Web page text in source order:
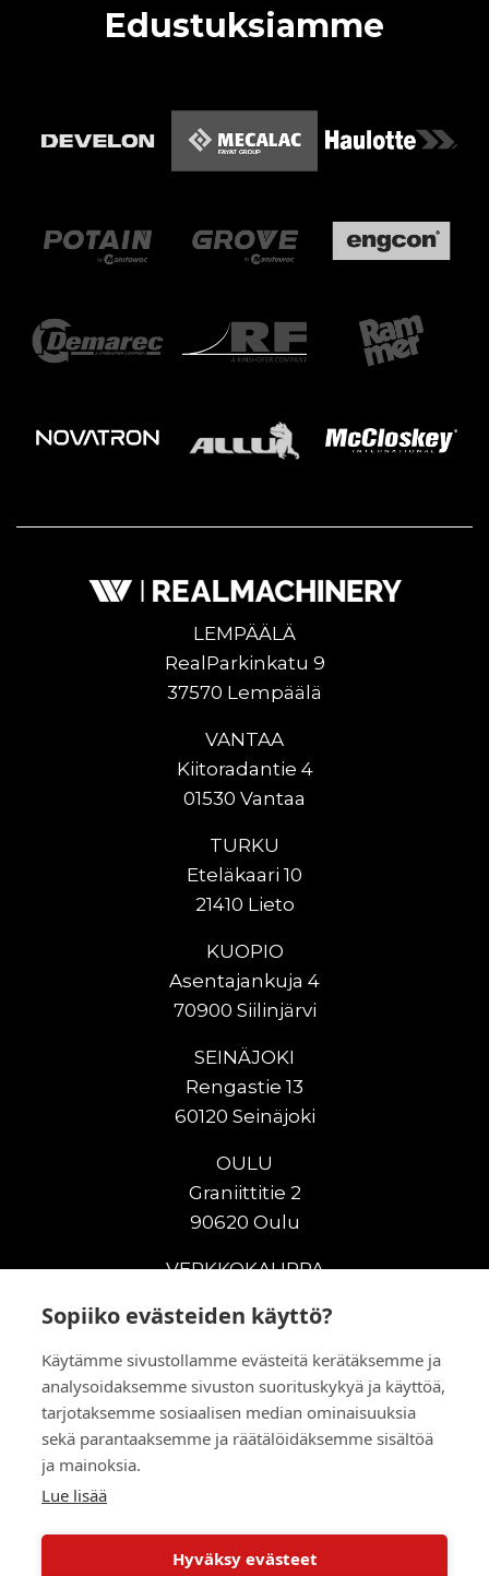
Sopiiko evästeiden käyttö?
Käytämme sivustollamme evästeitä kerätäksemme ja
analysoidaksemme sivuston suorituskykyä ja käyttöä,
tarjotaksemme sosiaalisen median ominaisuuksia
sekä parantaaksemme ja räätälöidäksemme sisältöä
ja mainoksia.
Lue lisää
Hyväksy evästeet
Edustuksiamme
LEMPÄÄLÄ
RealParkinkatu 9
37570 Lempäälä
VANTAA
Kiitoradantie 4
01530 Vantaa
TURKU
Eteläkaari 10
21410 Lieto
KUOPIO
Asentajankuja 4
70900 Siilinjärvi
SEINÄJOKI
Rengastie 13
60120 Seinäjoki
OULU
Graniittitie 2
90620 Oulu
VERKKOKAUPPA
Uudet maanrakennuskoneet
Vuokrakoneet
Kampanjat
Vaihtokoneet